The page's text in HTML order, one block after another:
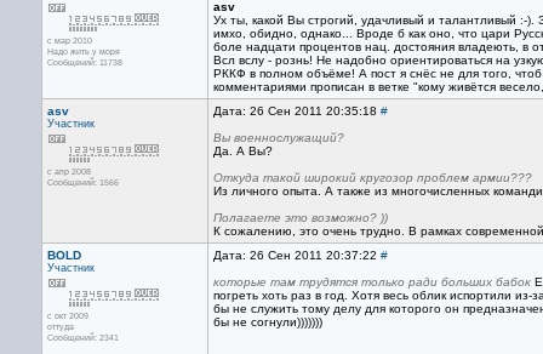
с мар 2010
Надо жить у моря
Сообщений: 11738
asv
Ух ты, какой Вы строгий, удачливый и талантливый :-
имхо, обидно, однако... Вроде б как оно, что цари
боле надцати процентов нац. достояния владеють, в
Всл вслу - рознь! Не надобно ориентироваться на
РККФ в полном объёме! А пост я снёс не для того,
комментариями прописан в ветке "кому живётся
asv
Участник
с апр 2008
Сообщений: 1566
Дата: 26 Сен 2011 20:35:18 #
Вы военнослужащий?
Да. А Вы?
Откуда такой широкий кругозор проблем армии???
Из личного опыта. А также из многочисленных
Полагаете это возможно? ))
К сожалению, это очень трудно. В рамках
BOLD
Участник
с окт 2009
оттуда
Сообщений: 2341
Дата: 26 Сен 2011 20:37:22 #
которые там трудятся только ради больших бабок
погреть хоть раз в год. Хотя весь облик испортили
бы не служить тому делу для которого он
бы не согнули)))))))